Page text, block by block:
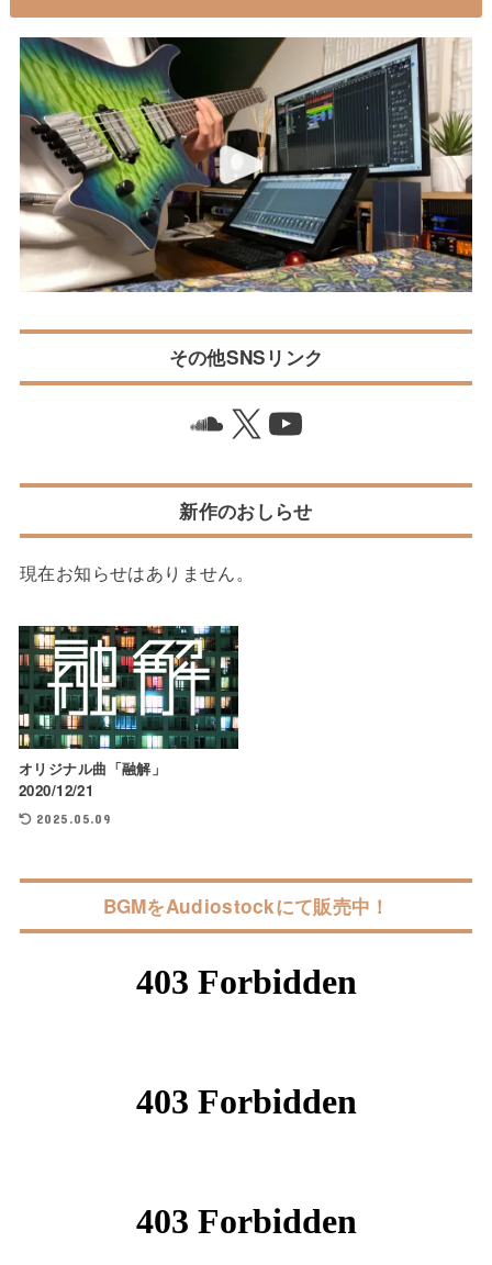
その他SNSリンク
Soundcloud
X YouTube
新作のおしらせ
現在お知らせはありません。
オリジナル曲「融解」
2020/12/21
2025.05.09
BGMをAudiostockにて販売中！